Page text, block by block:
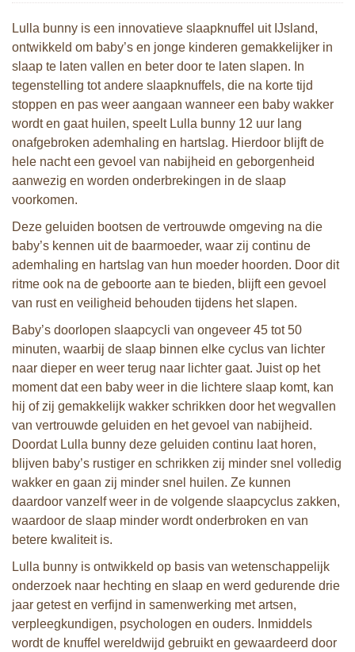
Lulla bunny is een innovatieve slaapknuffel uit IJsland,
ontwikkeld om baby’s en jonge kinderen gemakkelijker in
slaap te laten vallen en beter door te laten slapen. In
tegenstelling tot andere slaapknuffels, die na korte tijd
stoppen en pas weer aangaan wanneer een baby wakker
wordt en gaat huilen, speelt Lulla bunny 12 uur lang
onafgebroken ademhaling en hartslag. Hierdoor blijft de
hele nacht een gevoel van nabijheid en geborgenheid
aanwezig en worden onderbrekingen in de slaap
voorkomen.
Deze geluiden bootsen de vertrouwde omgeving na die
baby’s kennen uit de baarmoeder, waar zij continu de
ademhaling en hartslag van hun moeder hoorden. Door dit
ritme ook na de geboorte aan te bieden, blijft een gevoel
van rust en veiligheid behouden tijdens het slapen.
Baby’s doorlopen slaapcycli van ongeveer 45 tot 50
minuten, waarbij de slaap binnen elke cyclus van lichter
naar dieper en weer terug naar lichter gaat. Juist op het
moment dat een baby weer in die lichtere slaap komt, kan
hij of zij gemakkelijk wakker schrikken door het wegvallen
van vertrouwde geluiden en het gevoel van nabijheid.
Doordat Lulla bunny deze geluiden continu laat horen,
blijven baby’s rustiger en schrikken zij minder snel volledig
wakker en gaan zij minder snel huilen. Ze kunnen
daardoor vanzelf weer in de volgende slaapcyclus zakken,
waardoor de slaap minder wordt onderbroken en van
betere kwaliteit is.
Lulla bunny is ontwikkeld op basis van wetenschappelijk
onderzoek naar hechting en slaap en werd gedurende drie
jaar getest en verfijnd in samenwerking met artsen,
verpleegkundigen, psychologen en ouders. Inmiddels
wordt de knuffel wereldwijd gebruikt en gewaardeerd door